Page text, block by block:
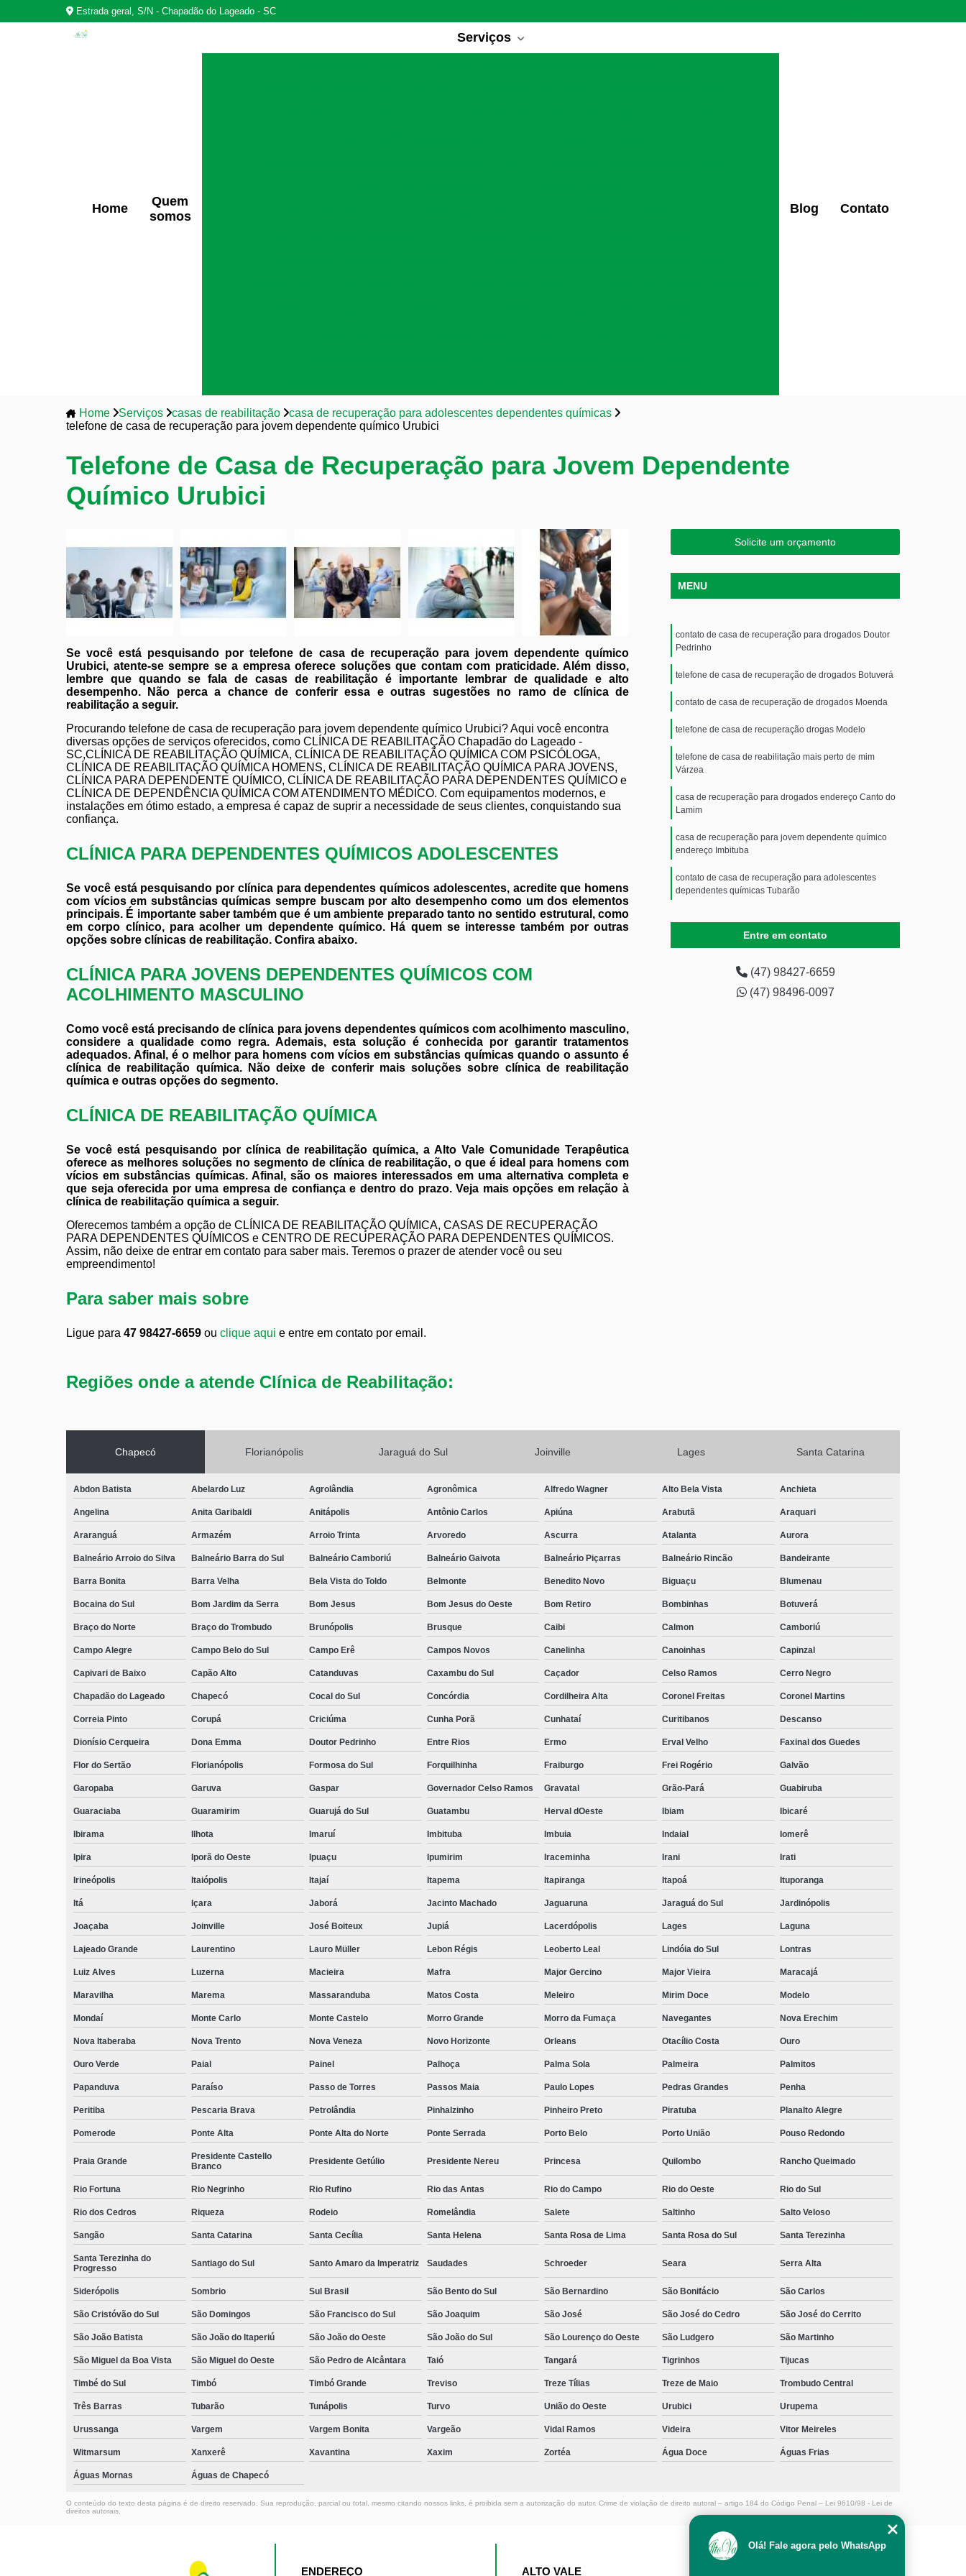
Estrada geral, S/N - Chapadão do Lageado - SC
Home
Quem
somos
Serviços
Blog Contato
Home Serviços casas de reabilitação
casa de recuperação para adolescentes dependentes químicas
telefone de casa de recuperação para jovem dependente químico Urubici
Telefone de Casa de Recuperação para Jovem Dependente
Químico Urubici
Se você está pesquisando por telefone de casa de recuperação para jovem dependente químico
Urubici, atente-se sempre se a empresa oferece soluções que contam com praticidade. Além disso,
lembre que quando se fala de casas de reabilitação é importante lembrar de qualidade e alto
desempenho. Não perca a chance de conferir essa e outras sugestões no ramo de clínica de
reabilitação a seguir.
Procurando telefone de casa de recuperação para jovem dependente químico Urubici? Aqui você encontra
diversas opções de serviços oferecidos, como CLÍNICA DE REABILITAÇÃO Chapadão do Lageado -
SC,CLÍNICA DE REABILITAÇÃO QUÍMICA, CLÍNICA DE REABILITAÇÃO QUÍMICA COM PSICÓLOGA,
CLÍNICA DE REABILITAÇÃO QUÍMICA HOMENS, CLÍNICA DE REABILITAÇÃO QUÍMICA PARA JOVENS,
CLÍNICA PARA DEPENDENTE QUÍMICO, CLÍNICA DE REABILITAÇÃO PARA DEPENDENTES QUÍMICO e
CLÍNICA DE DEPENDÊNCIA QUÍMICA COM ATENDIMENTO MÉDICO. Com equipamentos modernos, e
instalações em ótimo estado, a empresa é capaz de suprir a necessidade de seus clientes, conquistando sua
confiança.
CLÍNICA PARA DEPENDENTES QUÍMICOS ADOLESCENTES
Se você está pesquisando por clínica para dependentes químicos adolescentes, acredite que homens
com vícios em substâncias químicas sempre buscam por alto desempenho como um dos elementos
principais. É importante saber também que é um ambiente preparado tanto no sentido estrutural, como
em corpo clínico, para acolher um dependente químico. Há quem se interesse também por outras
opções sobre clínicas de reabilitação. Confira abaixo.
CLÍNICA PARA JOVENS DEPENDENTES QUÍMICOS COM
ACOLHIMENTO MASCULINO
Como você está precisando de clínica para jovens dependentes químicos com acolhimento masculino,
considere a qualidade como regra. Ademais, esta solução é conhecida por garantir tratamentos
adequados. Afinal, é o melhor para homens com vícios em substâncias químicas quando o assunto é
clínica de reabilitação química. Não deixe de conferir mais soluções sobre clínica de reabilitação
química e outras opções do segmento.
CLÍNICA DE REABILITAÇÃO QUÍMICA
Se você está pesquisando por clínica de reabilitação química, a Alto Vale Comunidade Terapêutica
oferece as melhores soluções no segmento de clínica de reabilitação, o que é ideal para homens com
vícios em substâncias químicas. Afinal, são os maiores interessados em uma alternativa completa e
que seja oferecida por uma empresa de confiança e dentro do prazo. Veja mais opções em relação à
clínica de reabilitação química a seguir.
Oferecemos também a opção de CLÍNICA DE REABILITAÇÃO QUÍMICA, CASAS DE RECUPERAÇÃO
PARA DEPENDENTES QUÍMICOS e CENTRO DE RECUPERAÇÃO PARA DEPENDENTES QUÍMICOS.
Assim, não deixe de entrar em contato para saber mais. Teremos o prazer de atender você ou seu
empreendimento!
Para saber mais sobre
Ligue para 47 98427-6659 ou clique aqui e entre em contato por email.
Solicite um orçamento
MENU
contato de casa de recuperação para drogados Doutor
Pedrinho
telefone de casa de recuperação de drogados Botuverá
contato de casa de recuperação de drogados Moenda
telefone de casa de recuperação drogas Modelo
telefone de casa de reabilitação mais perto de mim
Várzea
casa de recuperação para drogados endereço Canto do
Lamim
casa de recuperação para jovem dependente químico
endereço Imbituba
contato de casa de recuperação para adolescentes
dependentes químicas Tubarão
dependente químico Estrada Nova
Entre em contato
(47) 98427-6659
(47) 98496-0097
Regiões onde a atende Clínica de Reabilitação:
Chapecó Florianópolis Jaraguá do Sul Joinville Lages Santa Catarina
Abdon Batista Abelardo Luz Agrolândia Agronômica Alfredo Wagner Alto Bela Vista Anchieta
Angelina Anita Garibaldi Anitápolis Antônio Carlos Apiúna Arabutã Araquari
Araranguá Armazém Arroio Trinta Arvoredo Ascurra Atalanta Aurora
Balneário Arroio do Silva Balneário Barra do Sul Balneário Camboriú Balneário Gaivota Balneário Piçarras Balneário Rincão Bandeirante
Barra Bonita Barra Velha Bela Vista do Toldo Belmonte Benedito Novo Biguaçu Blumenau
Bocaina do Sul Bom Jardim da Serra Bom Jesus Bom Jesus do Oeste Bom Retiro Bombinhas Botuverá
Braço do Norte Braço do Trombudo Brunópolis Brusque Caibi Calmon Camboriú
Campo Alegre Campo Belo do Sul Campo Erê Campos Novos Canelinha Canoinhas Capinzal
Capivari de Baixo Capão Alto Catanduvas Caxambu do Sul Caçador Celso Ramos Cerro Negro
Chapadão do Lageado Chapecó Cocal do Sul Concórdia Cordilheira Alta Coronel Freitas Coronel Martins
Correia Pinto Corupá Criciúma Cunha Porã Cunhataí Curitibanos Descanso
Dionísio Cerqueira Dona Emma Doutor Pedrinho Entre Rios Ermo Erval Velho Faxinal dos Guedes
Flor do Sertão Florianópolis Formosa do Sul Forquilhinha Fraiburgo Frei Rogério Galvão
Garopaba Garuva Gaspar Governador Celso Ramos Gravatal Grão-Pará Guabiruba
Guaraciaba Guaramirim Guarujá do Sul Guatambu Herval dOeste Ibiam Ibicaré
Ibirama Ilhota Imaruí Imbituba Imbuia Indaial Iomerê
Ipira Iporã do Oeste Ipuaçu Ipumirim Iraceminha Irani Irati
Irineópolis Itaiópolis Itajaí Itapema Itapiranga Itapoá Ituporanga
Itá Içara Jaborá Jacinto Machado Jaguaruna Jaraguá do Sul Jardinópolis
Joaçaba Joinville José Boiteux Jupiá Lacerdópolis Lages Laguna
Lajeado Grande Laurentino Lauro Müller Lebon Régis Leoberto Leal Lindóia do Sul Lontras
Luiz Alves Luzerna Macieira Mafra Major Gercino Major Vieira Maracajá
Maravilha Marema Massaranduba Matos Costa Meleiro Mirim Doce Modelo
Mondaí Monte Carlo Monte Castelo Morro Grande Morro da Fumaça Navegantes Nova Erechim
Nova Itaberaba Nova Trento Nova Veneza Novo Horizonte Orleans Otacílio Costa Ouro
Ouro Verde Paial Painel Palhoça Palma Sola Palmeira Palmitos
Papanduva Paraíso Passo de Torres Passos Maia Paulo Lopes Pedras Grandes Penha
Peritiba Pescaria Brava Petrolândia Pinhalzinho Pinheiro Preto Piratuba Planalto Alegre
Pomerode Ponte Alta Ponte Alta do Norte Ponte Serrada Porto Belo Porto União Pouso Redondo
Praia Grande
Presidente Castello
Branco
Presidente Getúlio Presidente Nereu Princesa Quilombo Rancho Queimado
Rio Fortuna Rio Negrinho Rio Rufino Rio das Antas Rio do Campo Rio do Oeste Rio do Sul
Rio dos Cedros Riqueza Rodeio Romelândia Salete Saltinho Salto Veloso
Sangão Santa Catarina Santa Cecília Santa Helena Santa Rosa de Lima Santa Rosa do Sul Santa Terezinha
Santa Terezinha do
Progresso
Santiago do Sul Santo Amaro da Imperatriz Saudades Schroeder Seara Serra Alta
Siderópolis Sombrio Sul Brasil São Bento do Sul São Bernardino São Bonifácio São Carlos
São Cristóvão do Sul São Domingos São Francisco do Sul São Joaquim São José São José do Cedro São José do Cerrito
São João Batista São João do Itaperiú São João do Oeste São João do Sul São Lourenço do Oeste São Ludgero São Martinho
São Miguel da Boa Vista São Miguel do Oeste São Pedro de Alcântara Taió Tangará Tigrinhos Tijucas
Timbé do Sul Timbó Timbó Grande Treviso Treze Tílias Treze de Maio Trombudo Central
Três Barras Tubarão Tunápolis Turvo União do Oeste Urubici Urupema
Urussanga Vargem Vargem Bonita Vargeão Vidal Ramos Videira Vitor Meireles
Witmarsum Xanxerê Xavantina Xaxim Zortéa Água Doce Águas Frias
Águas Mornas Águas de Chapecó
O conteúdo do texto desta página é de direito reservado. Sua reprodução, parcial ou total, mesmo citando nossos links, é proibida sem a autorização do autor. Crime de violação de direito autoral – artigo 184 do Código Penal – Lei 9610/98 - Lei de
direitos autorais
ENDEREÇO ALTO VALE
Olá! Fale agora pelo WhatsApp